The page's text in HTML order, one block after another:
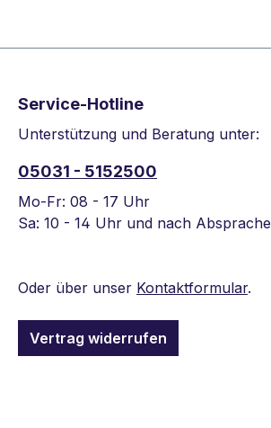
Service-Hotline
Unterstützung und Beratung unter:
05031 - 5152500
Mo-Fr: 08 - 17 Uhr
Sa: 10 - 14 Uhr und nach Absprache
Oder über unser Kontaktformular.
Vertrag widerrufen